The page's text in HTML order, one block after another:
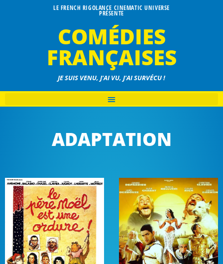
LE FRENCH RIGOLANCE CINEMATIC UNIVERSE
PRÉSENTE
COMÉDIES
FRANÇAISES
JE SUIS VENU, J'AI VU, J'AI SURVÉCU !
ADAPTATION